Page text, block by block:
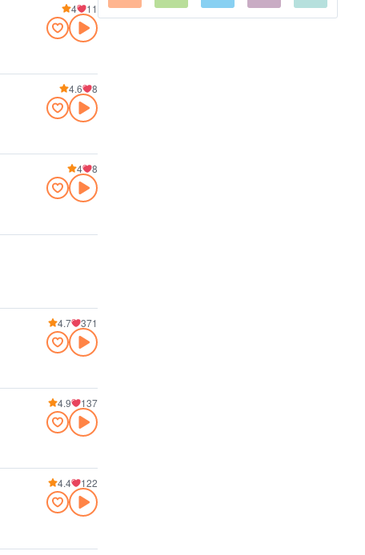
4 11
4.6 8
4 8
4.7 371
4.9 137
4.4 122